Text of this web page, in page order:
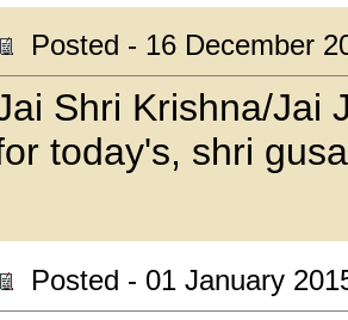
Posted - 16 December
Shri Krishna/Jai
today's, shri
Posted - 01 January